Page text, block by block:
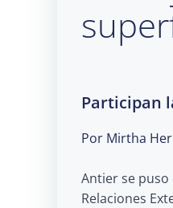
Participan
Por Mirtha
Antier se puso
Relaciones